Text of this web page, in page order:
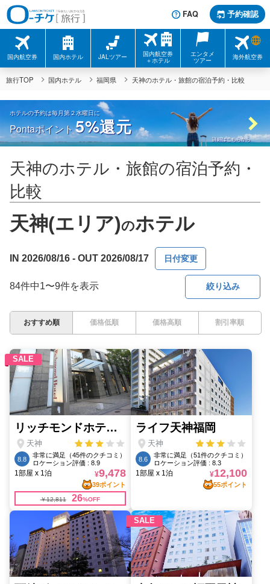
FAQ 予約確認
国内航空券 国内ホテル JALツアー 国内航空券
＋ホテル
エンタメ
ツアー 海外航空券
旅行TOP 国内ホテル 福岡県 天神のホテル・旅館の宿泊予約・比較
ホテルの予約は毎月第２水曜日に
Pontaポイント5%還元
詳細はこちらから
天神のホテル・旅館の宿泊予約・
比較
天神(エリア)